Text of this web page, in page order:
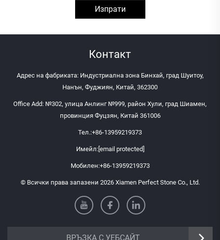
Изпрати
Контакт
Адрес на фабриката: Индустриална зона Бинхай, град Шуитоу,
Нанън, Фуджиян, Китай, 362300
Office Add: №302, улица Анлинг №999, район Хули, град Шиамен,
провинция Фуцзян, Китай 361006
Тел.:+86-13959219373
Имейл:[email protected]
Мобилен:+86-13959219373
© Всички права запазени 2026 Xiamen Perfect Stone Co., Ltd.
ВРЪЗКА С УЕБСАЙТ